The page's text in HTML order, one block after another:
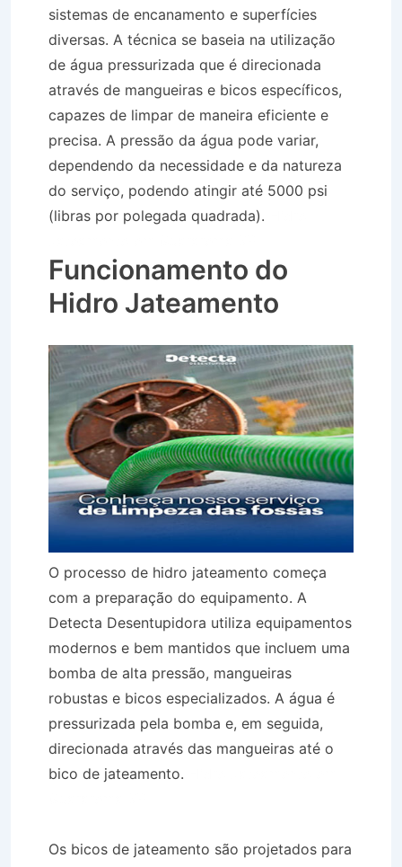
sistemas de encanamento e superfícies
diversas. A técnica se baseia na utilização
de água pressurizada que é direcionada
através de mangueiras e bicos específicos,
capazes de limpar de maneira eficiente e
precisa. A pressão da água pode variar,
dependendo da necessidade e da natureza
do serviço, podendo atingir até 5000 psi
(libras por polegada quadrada).
Funcionamento do
Hidro Jateamento
O processo de hidro jateamento começa
com a preparação do equipamento. A
Detecta Desentupidora utiliza equipamentos
modernos e bem mantidos que incluem uma
bomba de alta pressão, mangueiras
robustas e bicos especializados. A água é
pressurizada pela bomba e, em seguida,
direcionada através das mangueiras até o
bico de jateamento.
Os bicos de jateamento são projetados para